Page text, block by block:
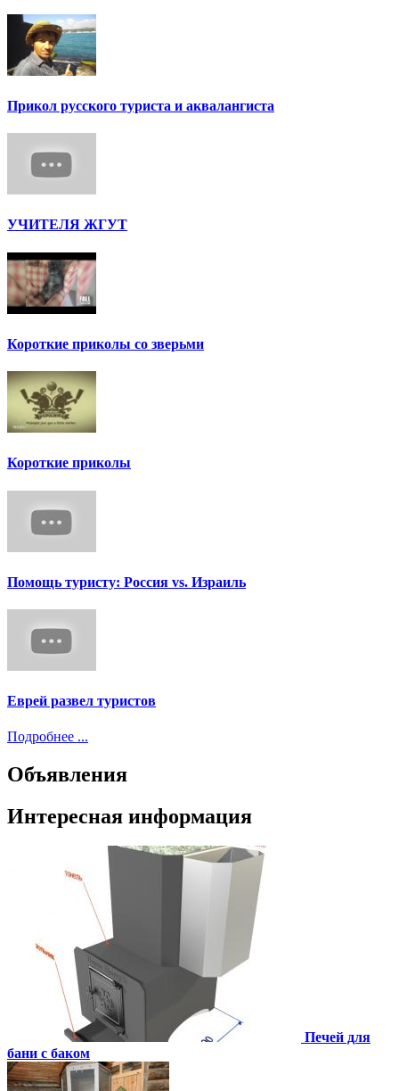
Прикол русского туриста и аквалангиста
УЧИТЕЛЯ ЖГУТ
Короткие приколы со зверьми
Короткие приколы
Помощь туристу: Россия vs. Израиль
Еврей развел туристов
Подробнее ...
Объявления
Интересная информация
Печей для
бани с баком